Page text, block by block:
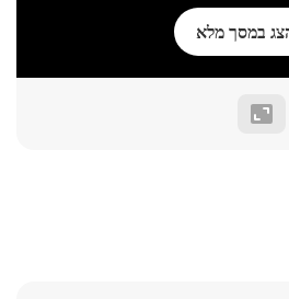
במסך מלא